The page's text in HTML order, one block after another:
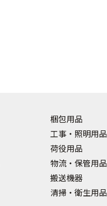
梱包用品
工事・照明用品
荷役用品
物流・保管用品
搬送機器
清掃・衛生用品